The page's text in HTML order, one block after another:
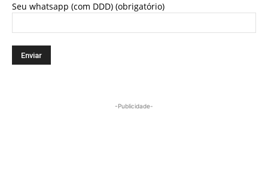
Seu whatsapp (com DDD) (obrigatório)
-Publicidade-